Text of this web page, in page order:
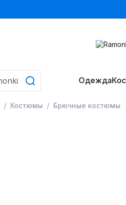
Одежда
Костюмы Брючные костюмы